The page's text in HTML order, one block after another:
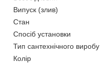
Випуск (злив)
Стан
Спосіб установки
Тип сантехнічного виробу
Колір